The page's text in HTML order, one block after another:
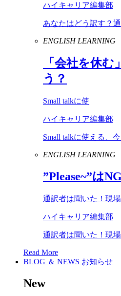
ハイキャリア編集部
あなたはどう訳す？
ENGLISH LEARNING
「会社を休
う？
Small talkに使
ハイキャリア編集部
Small talkに使える、
ENGLISH LEARNING
”Please~”はNG
通訳者は聞いた！現
ハイキャリア編集部
通訳者は聞いた！現
Read More
BLOG ＆ NEWS お知らせ
New